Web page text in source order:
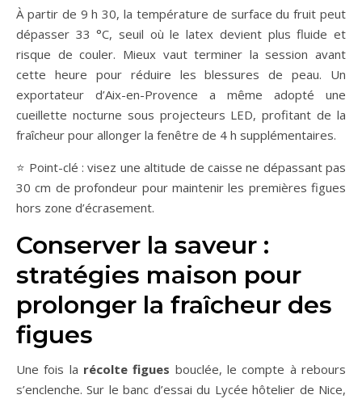
À partir de 9 h 30, la température de surface du fruit peut
dépasser 33 °C, seuil où le latex devient plus fluide et
risque de couler. Mieux vaut terminer la session avant
cette heure pour réduire les blessures de peau. Un
exportateur d’Aix-en-Provence a même adopté une
cueillette nocturne sous projecteurs LED, profitant de la
fraîcheur pour allonger la fenêtre de 4 h supplémentaires.
⭐ Point-clé : visez une altitude de caisse ne dépassant pas
30 cm de profondeur pour maintenir les premières figues
hors zone d’écrasement.
Conserver la saveur :
stratégies maison pour
prolonger la fraîcheur des
figues
Une fois la récolte figues bouclée, le compte à rebours
s’enclenche. Sur le banc d’essai du Lycée hôtelier de Nice,